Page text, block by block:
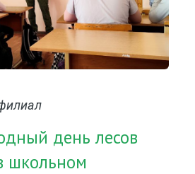
день лесов
школьном